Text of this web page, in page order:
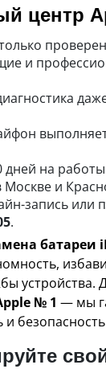
центр
и
дней на
Москве и
запись или
.
батареи
устройства.
№ 1 — мы
и